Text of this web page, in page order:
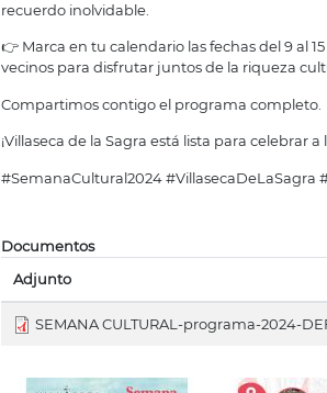
recuerdo inolvidable.
👉 Marca en tu calendario las fechas del 9 al
vecinos para disfrutar juntos de la riqueza
Compartimos contigo el programa completo.
¡Villaseca de la Sagra está lista para celebrar a
#SemanaCultural2024 #VillasecaDeLaSagra
Documentos
Adjunto
SEMANA CULTURAL-programa-2024-